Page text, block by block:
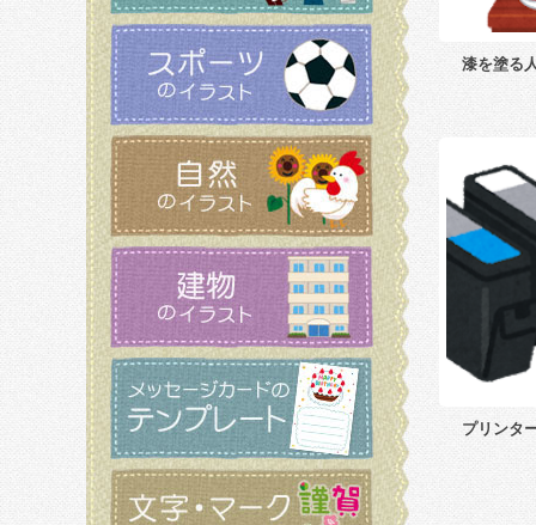
漆を塗る
プリンタ